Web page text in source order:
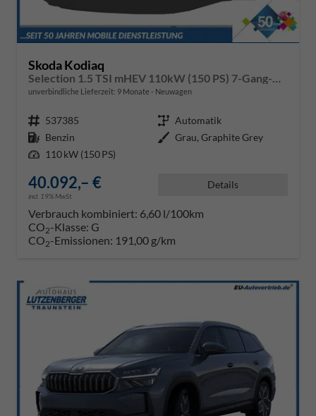
Skoda Kodiaq
unverbindliche Lieferzeit: 9 Monate Neuwagen
Fahrzeugnr. 537385 Getriebe Automatik
Kraftstoff Benzin Außenfarbe Grau, Graphite Grey
Leistung 110 kW (150 PS)
40.092,– €
incl. 19% MwSt.
Details
Verbrauch kombiniert: 6,60 l/100km
CO2-Klasse: G
CO2-Emissionen: 191,00 g/km